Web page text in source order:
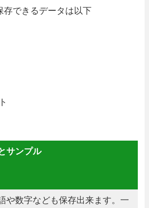
存できるデータは以下
サンプル
や数字なども保存出来ます。一